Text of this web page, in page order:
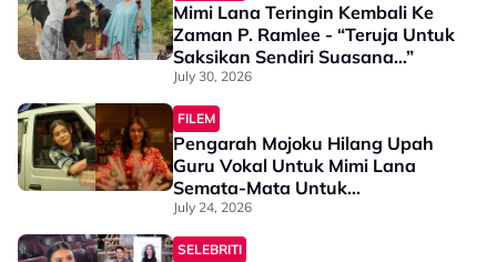
Mimi Lana Teringin Kembali Ke
Zaman P. Ramlee - “Teruja Untuk
Saksikan Sendiri Suasana…”
July 30, 2026
FILEM
Pengarah Mojoku Hilang Upah
Guru Vokal Untuk Mimi Lana
Semata-Mata Untuk...
July 24, 2026
SELEBRITI